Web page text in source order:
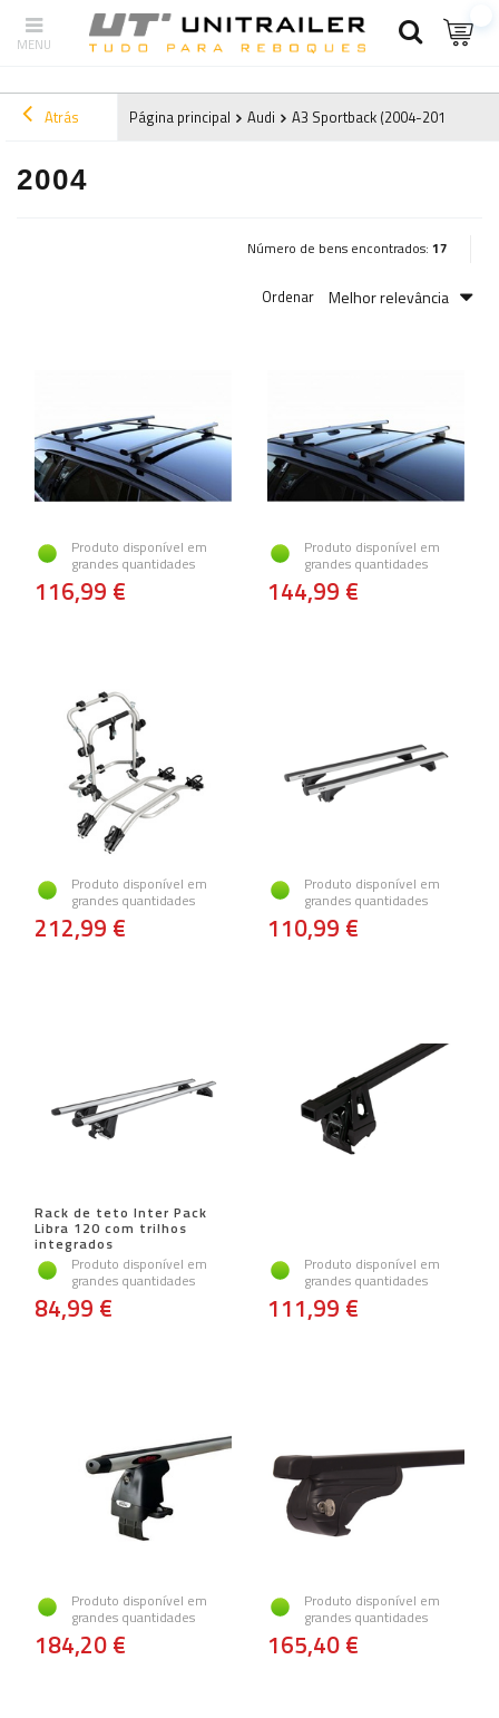
Atrás Página principal Audi A3 Sportback (2004-2012) 8P
2004
Número de bens encontrados: 17
Ordenar Melhor relevância
Produto disponível em
grandes quantidades
116,99 €
Produto disponível em
grandes quantidades
144,99 €
Produto disponível em
grandes quantidades
212,99 €
Produto disponível em
grandes quantidades
110,99 €
Rack de teto Inter Pack
Libra 120 com trilhos
integrados
Produto disponível em
grandes quantidades
84,99 €
Produto disponível em
grandes quantidades
111,99 €
Produto disponível em
grandes quantidades
184,20 €
Produto disponível em
grandes quantidades
165,40 €